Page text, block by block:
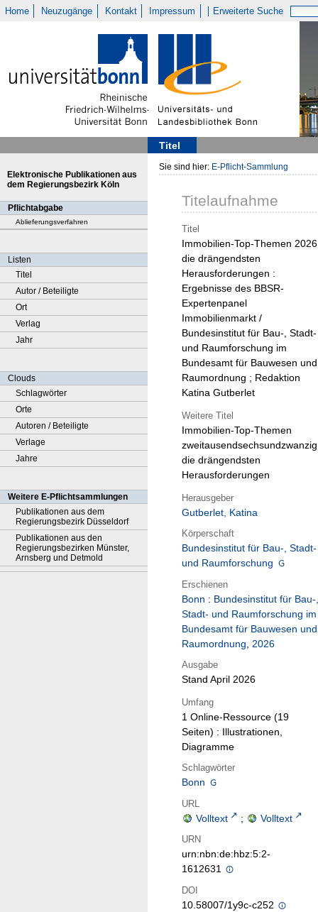
Home Neuzugänge Kontakt Impressum Erweiterte Suche
Titel
Elektronische Publikationen aus
dem Regierungsbezirk Köln
Pflichtabgabe
Ablieferungsverfahren
Listen
Titel
Autor / Beteiligte
Ort
Verlag
Jahr
Clouds
Schlagwörter
Orte
Autoren / Beteiligte
Verlage
Jahre
Weitere E-Pflichtsammlungen
Publikationen aus dem
Regierungsbezirk Düsseldorf
Publikationen aus den
Regierungsbezirken Münster,
Arnsberg und Detmold
Sie sind hier: E-Pflicht-Sammlung
Titelaufnahme
Titel
Immobilien-Top-Themen
die drängendsten
Herausforderungen :
Ergebnisse des BBSR-
Expertenpanel
Immobilienmarkt /
Bundesinstitut für Bau-, Stadt-
und Raumforschung im
Bundesamt für Bauwesen und
Raumordnung ; Redaktion
Katina Gutberlet
Weitere Titel
Immobilien-Top-Themen
die drängendsten
Herausforderungen
Herausgeber
Gutberlet, Katina
Körperschaft
Bundesinstitut für Bau-, Stadt-
und Raumforschung
Erschienen
Bonn : Bundesinstitut für Bau-,
Stadt- und Raumforschung im
Bundesamt für Bauwesen und
Raumordnung, 2026
Ausgabe
Stand April 2026
Umfang
1 Online-Ressource (19
Seiten) : Illustrationen,
Diagramme
Schlagwörter
Bonn
URL
Volltext ; Volltext
URN
urn:nbn:de:hbz:5:2-
1612631
DOI
10.58007/1y9c-c252